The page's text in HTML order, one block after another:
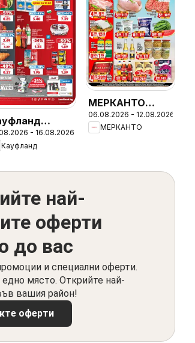
- 16.08.2026
Кауфланд
МЕРКАНТО
брошура
06.08.2026 - 12.08.2026
МЕРКАНТО
най-
оферти
до вас
и специални оферти.
едно място. Открийте най-
вашия район!
оферти